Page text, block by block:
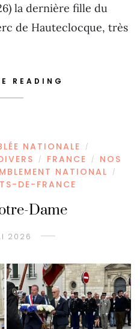
la dernière fille du
de Hauteclocque, très
READING
NATIONALE /
/ FRANCE /
NOS
NATIONAL /
DE-FRANCE
Dame
2026